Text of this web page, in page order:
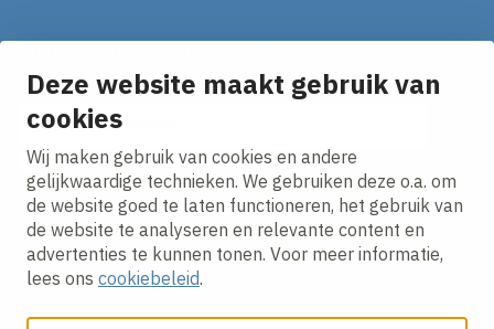
Deze website maakt gebruik van
cookies
Wij maken gebruik van cookies en andere
gelijkwaardige technieken. We gebruiken deze o.a. om
de website goed te laten functioneren, het gebruik van
de website te analyseren en relevante content en
advertenties te kunnen tonen. Voor meer informatie,
lees ons cookiebeleid.
Ontvang onze nieuws alerts in je mailbox!
E-mailadres
Ik ga akkoord met hetprivacy statement.